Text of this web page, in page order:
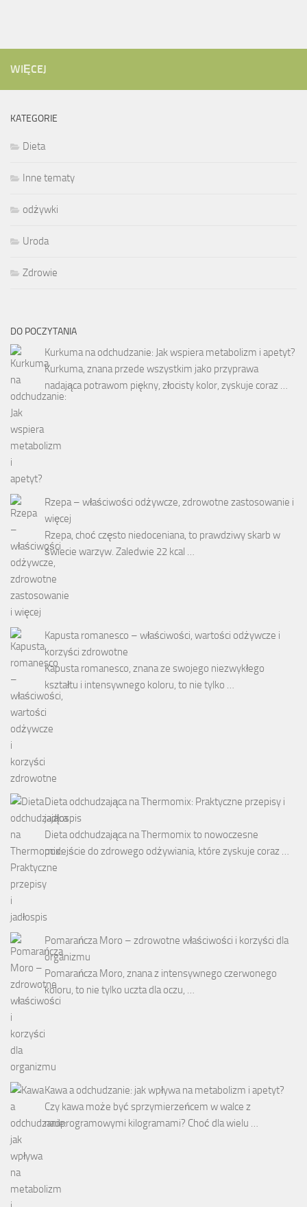
WIĘCEJ
KATEGORIE
Dieta
Inne tematy
odżywki
Uroda
Zdrowie
DO POCZYTANIA
Kurkuma na odchudzanie: Jak wspiera metabolizm i apetyt?
Kurkuma, znana przede wszystkim jako przyprawa
nadająca potrawom piękny, złocisty kolor, zyskuje coraz …
Rzepa – właściwości odżywcze, zdrowotne zastosowanie i
więcej
Rzepa, choć często niedoceniana, to prawdziwy skarb w
świecie warzyw. Zaledwie 22 kcal …
Kapusta romanesco – właściwości, wartości odżywcze i
korzyści zdrowotne
Kapusta romanesco, znana ze swojego niezwykłego
kształtu i intensywnego koloru, to nie tylko …
Dieta odchudzająca na Thermomix: Praktyczne przepisy i
jadłospis
Dieta odchudzająca na Thermomix to nowoczesne
podejście do zdrowego odżywiania, które zyskuje coraz …
Pomarańcza Moro – zdrowotne właściwości i korzyści dla
organizmu
Pomarańcza Moro, znana z intensywnego czerwonego
koloru, to nie tylko uczta dla oczu, …
Kawa a odchudzanie: jak wpływa na metabolizm i apetyt?
Czy kawa może być sprzymierzeńcem w walce z
nadprogramowymi kilogramami? Choć dla wielu …